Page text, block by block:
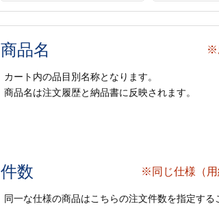
商品名 ※
カート内の品目別名称となります。
商品名は注文履歴と納品書に反映されます。
件数 ※同じ仕様（用
同一な仕様の商品はこちらの注文件数を指定する